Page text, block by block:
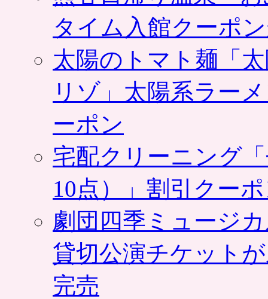
タイム入館クーポ
太陽のトマト麺「
リゾ」太陽系ラー
ーポン
宅配クリーニング
10点）」割引クー
劇団四季ミュージ
貸切公演チケット
完売